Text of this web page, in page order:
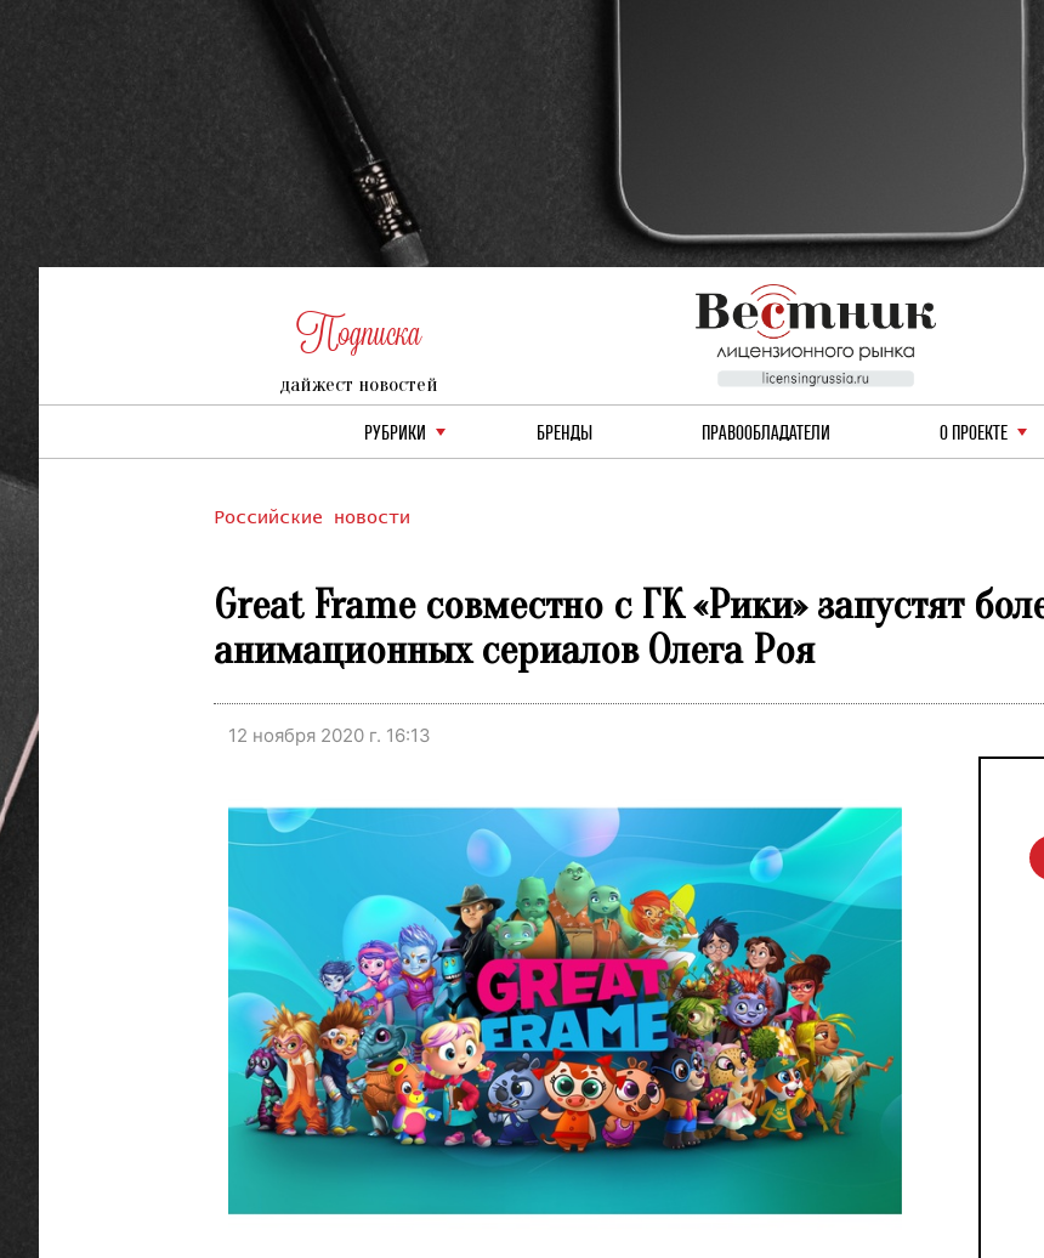
Подписка
дайжест новостей
РУБРИКИ БРЕНДЫ ПРАВООБЛАДАТЕЛИ О ПРОЕКТЕ
Российские новости
Great Frame совместно с ГК «Рики» запустят
анимационных сериалов Олега Роя
12 ноября 2020 г. 16:13